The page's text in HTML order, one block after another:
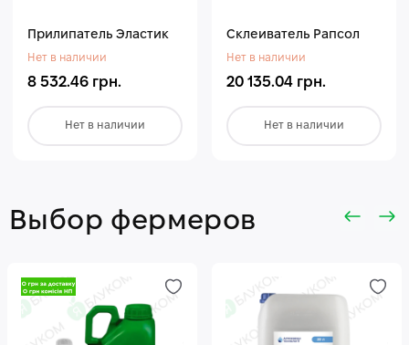
Прилипатель Эластик
Нет в наличии
8 532.46 грн.
Нет в наличии
Склеиватель Рапсол
Нет в наличии
20 135.04 грн.
Нет в наличии
Выбор фермеров